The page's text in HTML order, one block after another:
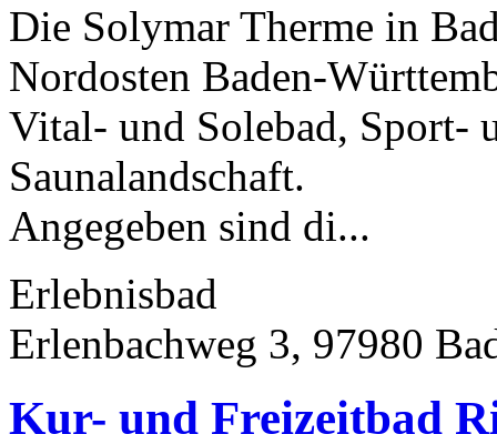
Die Solymar Therme in
Nordosten Baden-
Vital- und Solebad, Sport-
Saunalandschaft.
Angegeben sind di...
Erlebnisbad
Erlenbachweg 3, 97980
Kur- und Freizeitbad